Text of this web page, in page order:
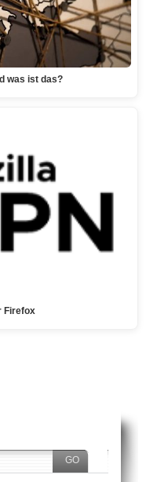
was ist das?
Firefox